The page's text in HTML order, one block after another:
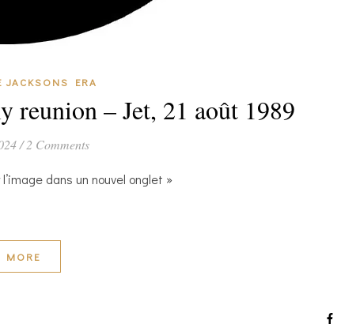
JACKSONS ERA
reunion – Jet, 21 août 1989
/ 2 Comments
dans un nouvel onglet »
MORE